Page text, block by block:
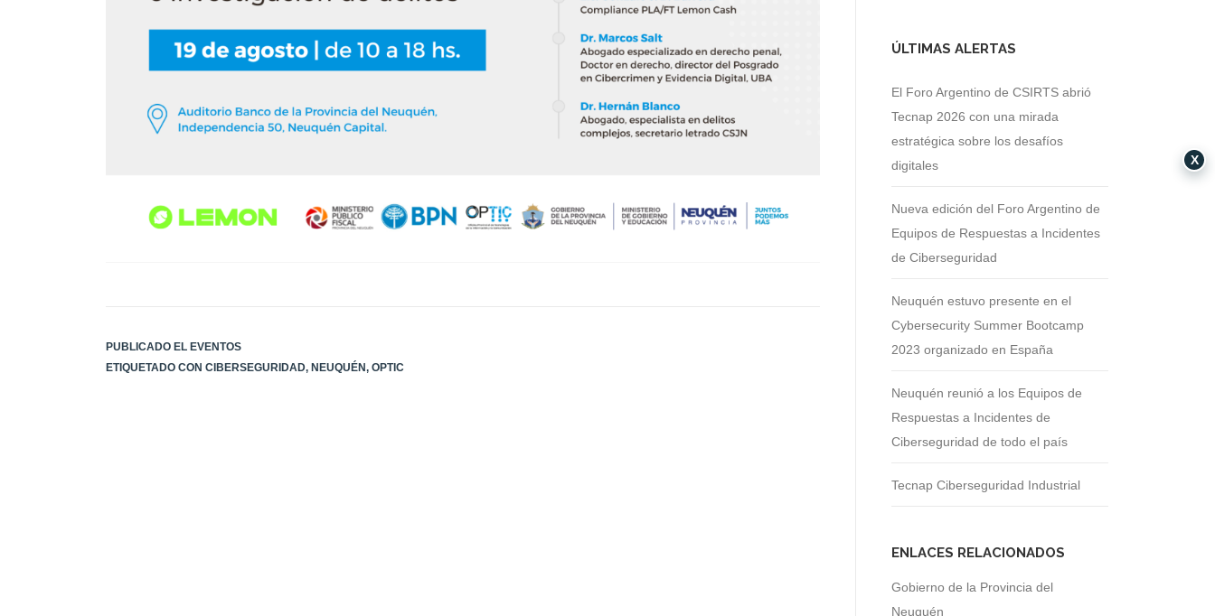
PUBLICADO EL EVENTOS
ETIQUETADO CON CIBERSEGURIDAD, NEUQUÉN, OPTIC
ÚLTIMAS ALERTAS
El Foro Argentino de CSIRTS abrió
Tecnap 2026 con una mirada
estratégica sobre los desafíos
digitales
Nueva edición del Foro Argentino de
Equipos de Respuestas a Incidentes
de Ciberseguridad
Neuquén estuvo presente en el
Cybersecurity Summer Bootcamp
2023 organizado en España
Neuquén reunió a los Equipos de
Respuestas a Incidentes de
Ciberseguridad de todo el país
Tecnap Ciberseguridad Industrial
ENLACES RELACIONADOS
Gobierno de la Provincia del
Neuquén
X